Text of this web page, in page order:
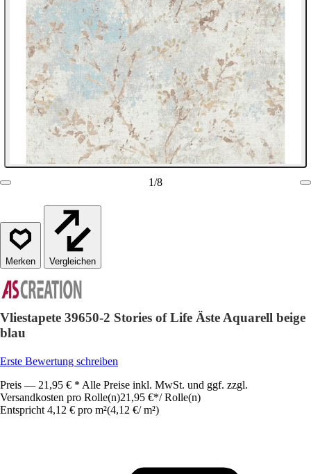
1/8
Vergleichen
Vliestapete 39650-2 Stories of Life Äste Aquarell beige
blau
Erste Bewertung schreiben
Preis — 21,95 € * Alle Preise inkl. MwSt. und ggf. zzgl.
Versandkosten pro Rolle(n)21,95 €*/ Rolle(n)
Entspricht 4,12 € pro m²(4,12 €/ m²)